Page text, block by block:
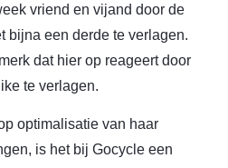
vriend en vijand door de
bijna een derde te verlagen.
dat hier op reageert door
te verlagen.
optimalisatie van haar
is het bij Gocycle een